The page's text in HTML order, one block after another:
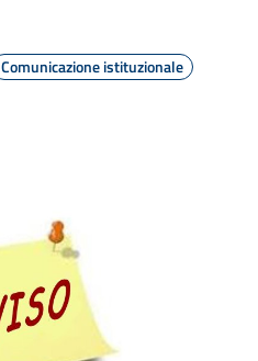
Comunicazione istituzionale